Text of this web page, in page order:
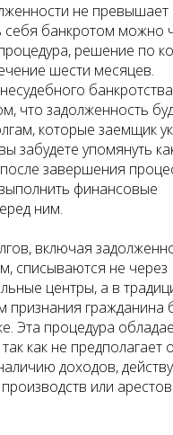
не превышает
себя банкротом
решение по
шести месяцев.
банкротства
что задолженность
которые заемщик
забудете упомянуть
завершения
финансовые
ним.
включая
списываются не через
центры, а в
гражданина
Эта процедура
как не предполагает
доходов,
или